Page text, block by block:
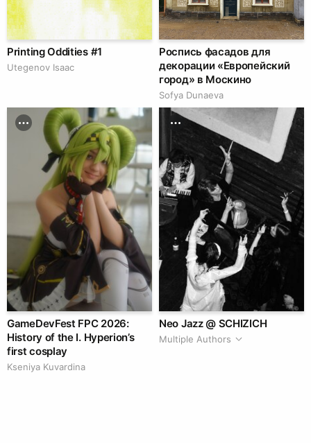
Printing Oddities #1
Utegenov Isaac
Роспись фасадов для
декорации «Европейский
город» в Москино
Sofya Dunaeva
GameDevFest FPC 2026:
History of the I. Hyperion’s
first cosplay
Kseniya Kuvardina
Neo Jazz @ SCHIZICH
Multiple Authors